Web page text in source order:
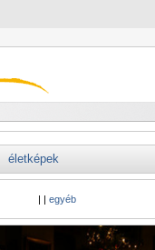
életképek
| | egyéb